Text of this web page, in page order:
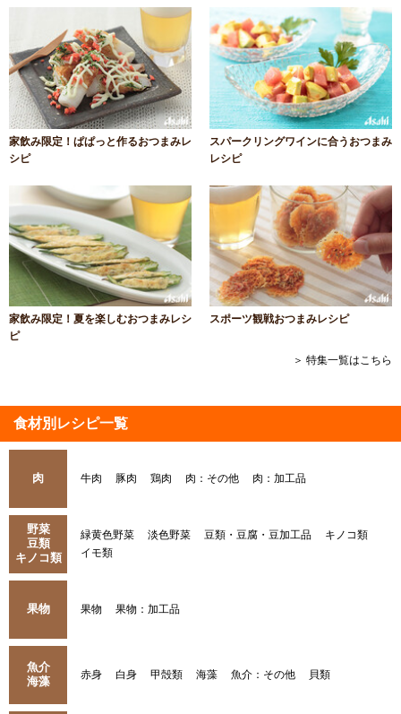
家飲み限定！ぱぱっと作るおつまみレ
シピ
スパークリングワインに合うおつまみ
レシピ
家飲み限定！夏を楽しむおつまみレシ
ピ
スポーツ観戦おつまみレシピ
＞ 特集一覧はこちら
食材別レシピ一覧
肉 牛肉 豚肉 鶏肉 肉：その他 肉：加工品
野菜
豆類
キノコ類
緑黄色野菜 淡色野菜 豆類・豆腐・豆加工品
キノコ類
イモ類
果物 果物 果物：加工品
魚介
海藻
赤身 白身 甲殻類 海藻 魚介：その他 貝類